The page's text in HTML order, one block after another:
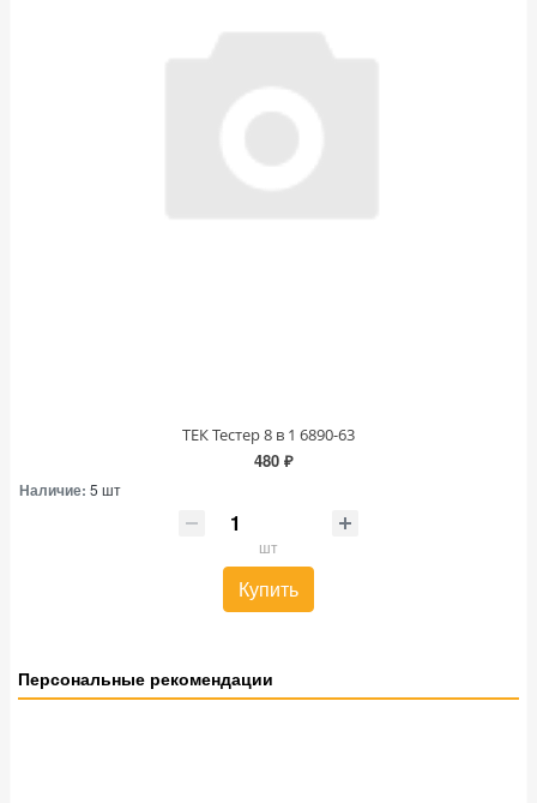
ТЕК Тестер 8 в 1 6890-63
480 ₽
Наличие: 5 шт
шт
Купить
Персональные рекомендации